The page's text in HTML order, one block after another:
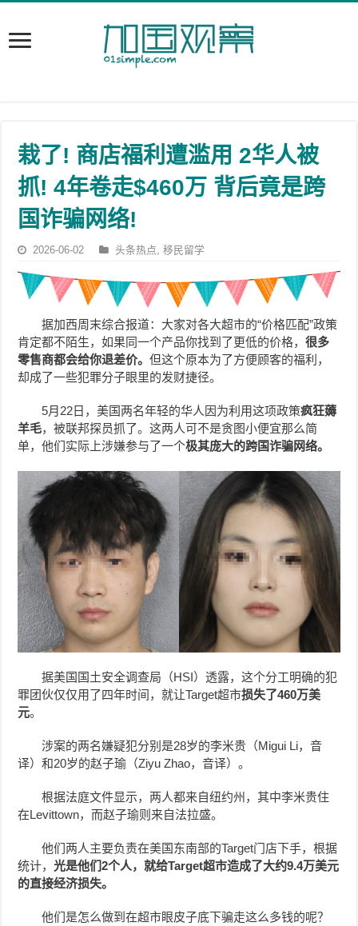
栽了! 商店福利遭滥用 2华人被
抓! 4年卷走$460万 背后竟是跨
国诈骗网络!
2026-06-02 头条热点,移民留学
据加西周末综合报道：大家对各大超市的“价格匹配”政策
肯定都不陌生，如果同一个产品你找到了更低的价格，很多
零售商都会给你退差价。但这个原本为了方便顾客的福利，
却成了一些犯罪分子眼里的发财捷径。
5月22日，美国两名年轻的华人因为利用这项政策疯狂薅
羊毛，被联邦探员抓了。这两人可不是贪图小便宜那么简
单，他们实际上涉嫌参与了一个极其庞大的跨国诈骗网络。
据美国国土安全调查局（HSI）透露，这个分工明确的犯
罪团伙仅仅用了四年时间，就让Target超市损失了460万美
元。
涉案的两名嫌疑犯分别是28岁的李米贵（Migui Li，音
译）和20岁的赵子瑜（Ziyu Zhao，音译）。
根据法庭文件显示，两人都来自纽约州，其中李米贵住
在Levittown，而赵子瑜则来自法拉盛。
他们两人主要负责在美国东南部的Target门店下手，根据
统计，光是他们2个人，就给Target超市造成了大约9.4万美元
的直接经济损失。
他们是怎么做到在超市眼皮子底下骗走这么多钱的呢？